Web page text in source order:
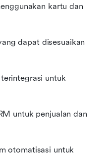
kartu dan
dapat disesuaikan
untuk
untuk penjualan dan
otomatisasi untuk